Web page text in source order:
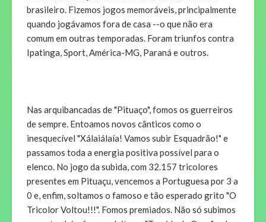
brasileiro. Fizemos jogos memoráveis, principalmente
quando jogávamos fora de casa --o que não era
comum em outras temporadas. Foram triunfos contra
Ipatinga, Sport, América-MG, Paraná e outros.
Nas arquibancadas de "Pituaço", fomos os guerreiros
de sempre. Entoamos novos cânticos como o
inesquecível "Xálaiálaía! Vamos subir Esquadrão!" e
passamos toda a energia positiva possível para o
elenco. No jogo da subida, com 32.157 tricolores
presentes em Pituaçu, vencemos a Portuguesa por 3 a
0 e, enfim, soltamos o famoso e tão esperado grito "O
Tricolor Voltou!!!". Fomos premiados. Não só subimos